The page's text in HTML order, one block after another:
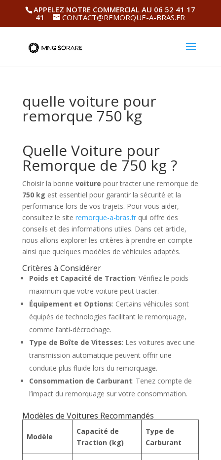
APPELEZ NOTRE COMMERCIAL AU 06 52 41 17
41
CONTACT@REMORQUE-A-BRAS.FR
quelle voiture pour
remorque 750 kg
Quelle Voiture pour
Remorque de 750 kg ?
Choisir la bonne voiture pour tracter une remorque de
750 kg est essentiel pour garantir la sécurité et la
performance lors de vos trajets. Pour vous aider,
consultez le site remorque-a-bras.frqui offre des
conseils et des informations utiles. Dans cet article,
nous allons explorer les critères à prendre en compte
ainsi que quelques modèles de véhicules adaptés.
Critères à Considérer
Poids et Capacité de Traction: Vérifiez le poids
maximum que votre voiture peut tracter.
Équipement et Options: Certains véhicules sont
équipés de technologies facilitant le remorquage,
comme l’anti-décrochage.
Type de Boîte de Vitesses: Les voitures avec une
transmission automatique peuvent offrir une
conduite plus fluide lors du remorquage.
Consommation de Carburant: Tenez compte de
l’impact du remorquage sur votre consommation.
Modèles de Voitures Recommandés
Modèle
Capacité de
Traction (kg)
Type de
Carburant